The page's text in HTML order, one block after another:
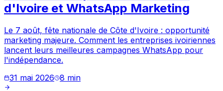
d'Ivoire et WhatsApp Marketing
Le 7 août, fête nationale de Côte d'Ivoire : opportunité
marketing majeure. Comment les entreprises ivoiriennes
lancent leurs meilleures campagnes WhatsApp pour
l'indépendance.
31 mai 2026 8 min